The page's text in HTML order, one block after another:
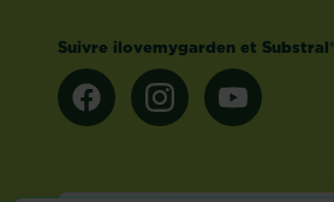
Suivre ilovemygarden et Substral®